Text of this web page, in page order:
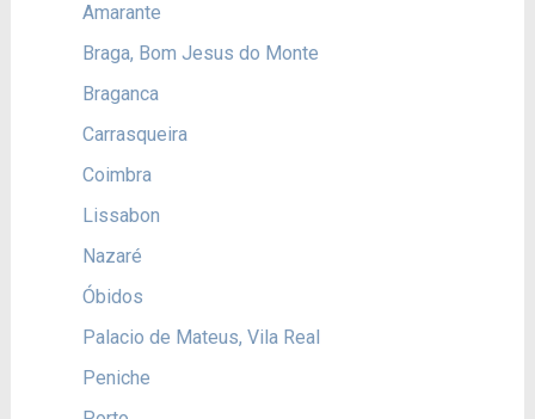
Amarante
Braga, Bom Jesus do Monte
Braganca
Carrasqueira
Coimbra
Lissabon
Nazaré
Óbidos
Palacio de Mateus, Vila Real
Peniche